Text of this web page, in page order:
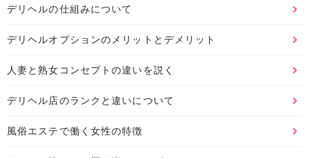
デリヘルの仕組みについて
デリヘルオプションのメリットとデメリット
人妻と熟女コンセプトの違いを説く
デリヘル店のランクと違いについて
風俗エステで働く女性の特徴